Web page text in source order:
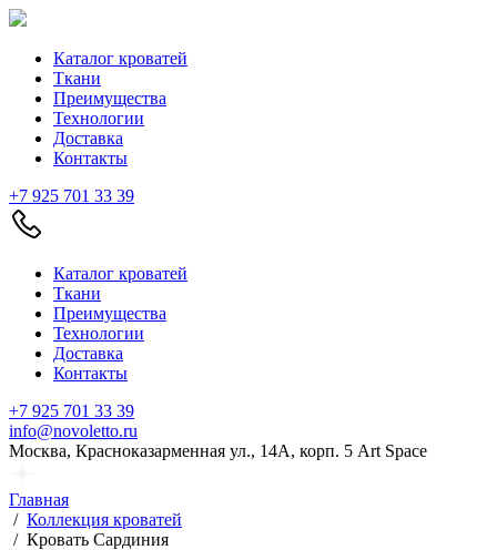
Каталог кроватей
Ткани
Преимущества
Технологии
Доставка
Контакты
+7 925 701 33 39
Каталог кроватей
Ткани
Преимущества
Технологии
Доставка
Контакты
+7 925 701 33 39
info@novoletto.ru
Москва, Красноказарменная ул., 14А, корп. 5 Art Space
Главная
/ Коллекция кроватей
/ Кровать Сардиния